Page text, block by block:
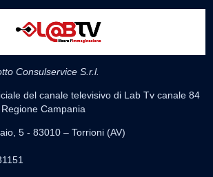
Consulservice S.r.l.
del canale televisivo di Lab Tv canale 84
Campania
5 - 83010 – Torrioni (AV)